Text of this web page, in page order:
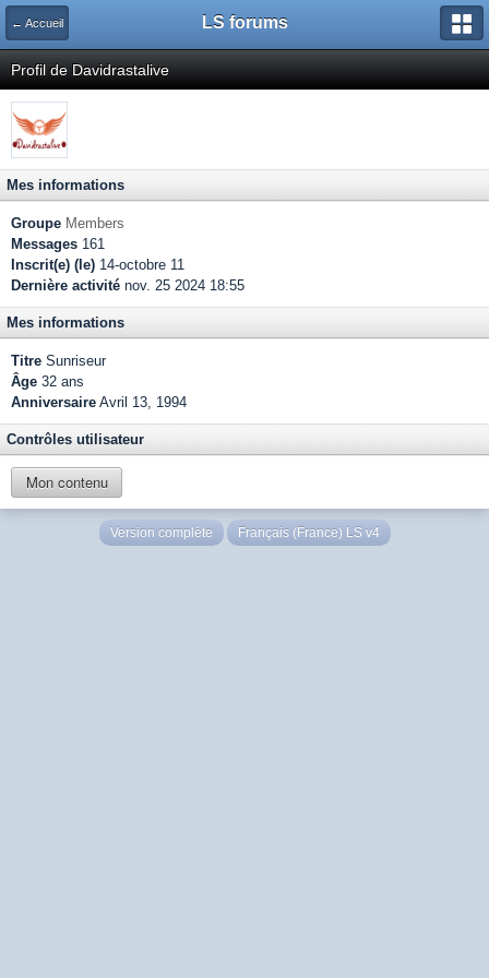
← Accueil LS forums
Profil de Davidrastalive
Mes informations
Groupe Members
Messages 161
Inscrit(e) (le) 14-octobre 11
Dernière activité nov. 25 2024 18:55
Mes informations
Titre Sunriseur
Âge 32 ans
Anniversaire Avril 13, 1994
Contrôles utilisateur
Mon contenu
Version complète Français (France) LS v4